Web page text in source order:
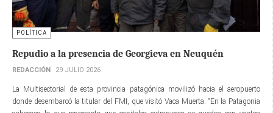
POLÍTICA
Repudio a la presencia de Georgieva en Neuquén
REDACCIÓN 29 JULIO 2026
La Multisectorial de esta provincia patagónica movilizó hacia el aeropuerto
donde desembarcó la titular del FMI, que visitó Vaca Muerta. “En la Patagonia